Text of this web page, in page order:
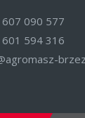
607 090 577
601 594 316